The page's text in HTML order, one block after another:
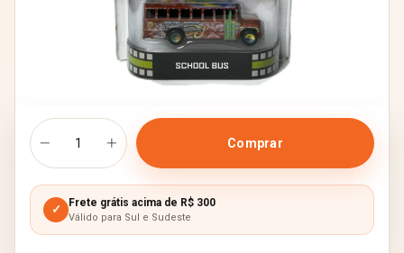
✓
Frete grátis acima de R$ 300
Válido para Sul e Sudeste